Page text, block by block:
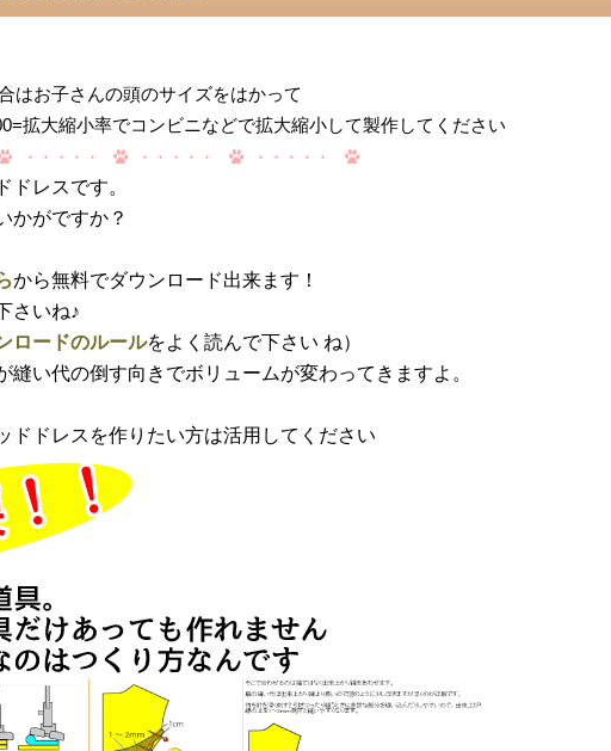
はお子さんの頭のサイズをはかって
拡大縮小率でコンビニなどで拡大縮小して製作してください
ドレスです。
かがですか？
から無料でダウンロード出来ます！
さいね♪
ロードのルールをよく読んで下さい ね）
縫い代の倒す向きでボリュームが変わってきますよ。
ドドレスを作りたい方は活用してください